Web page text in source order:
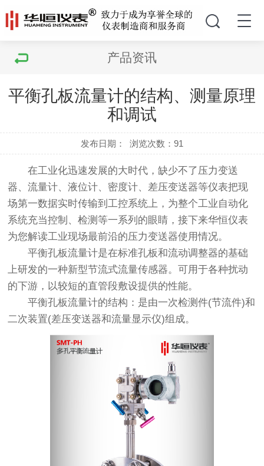
产品资讯
平衡孔板流量计的结构、测量原理
和调试
发布日期： 浏览次数：91
在工业化迅速发展的大时代，缺少不了压力变送
器、流量计、液位计、密度计、差压变送器等仪表把现
场第一数据实时传输到工控系统上，为整个工业自动化
系统充当控制、检测等一系列的眼睛，接下来华恒仪表
为您解读工业现场最前沿的压力变送器使用情况。
平衡孔板流量计是在标准孔板和流动调整器的基础
上研发的一种新型节流式流量传感器。可用于各种扰动
的下游，以较短的直管段敷设提供的性能。
平衡孔板流量计的结构：是由一次检测件(节流件)和
二次装置(差压变送器和流量显示仪)组成。